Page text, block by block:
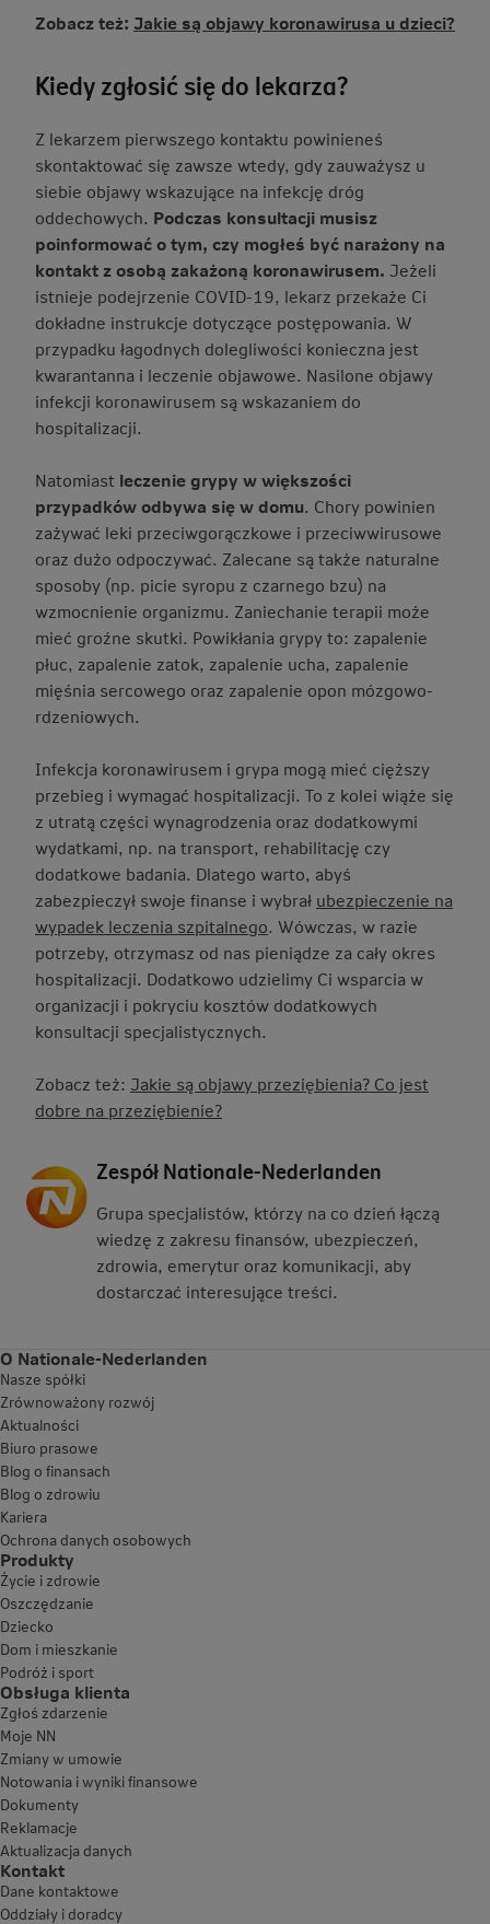
Zobacz też: Jakie są objawy koronawirusa u dzieci?
Kiedy zgłosić się do lekarza?
Z lekarzem pierwszego kontaktu powinieneś
skontaktować się zawsze wtedy, gdy zauważysz u
siebie objawy wskazujące na infekcję dróg
oddechowych. Podczas konsultacji musisz
poinformować o tym, czy mogłeś być narażony na
kontakt z osobą zakażoną koronawirusem. Jeżeli
istnieje podejrzenie COVID-19, lekarz przekaże Ci
dokładne instrukcje dotyczące postępowania. W
przypadku łagodnych dolegliwości konieczna jest
kwarantanna i leczenie objawowe. Nasilone objawy
infekcji koronawirusem są wskazaniem do
hospitalizacji.
Natomiast leczenie grypy w większości
przypadków odbywa się w domu. Chory powinien
zażywać leki przeciwgorączkowe i przeciwwirusowe
oraz dużo odpoczywać. Zalecane są także naturalne
sposoby (np. picie syropu z czarnego bzu) na
wzmocnienie organizmu. Zaniechanie terapii może
mieć groźne skutki. Powikłania grypy to: zapalenie
płuc, zapalenie zatok, zapalenie ucha, zapalenie
mięśnia sercowego oraz zapalenie opon mózgowo-
rdzeniowych.
Infekcja koronawirusem i grypa mogą mieć cięższy
przebieg i wymagać hospitalizacji. To z kolei wiąże się
z utratą części wynagrodzenia oraz dodatkowymi
wydatkami, np. na transport, rehabilitację czy
dodatkowe badania. Dlatego warto, abyś
zabezpieczył swoje finanse i wybrał ubezpieczenie na
wypadek leczenia szpitalnego. Wówczas, w razie
potrzeby, otrzymasz od nas pieniądze za cały okres
hospitalizacji. Dodatkowo udzielimy Ci wsparcia w
organizacji i pokryciu kosztów dodatkowych
konsultacji specjalistycznych.
Zobacz też: Jakie są objawy przeziębienia? Co jest
dobre na przeziębienie?
Zespół Nationale-Nederlanden
Grupa specjalistów, którzy na co dzień łączą
wiedzę z zakresu finansów, ubezpieczeń,
zdrowia, emerytur oraz komunikacji, aby
dostarczać interesujące treści.
O Nationale-Nederlanden
Nasze spółki
Zrównoważony rozwój
Aktualności
Biuro prasowe
Blog o finansach
Blog o zdrowiu
Kariera
Ochrona danych osobowych
Produkty
Życie i zdrowie
Oszczędzanie
Dziecko
Dom i mieszkanie
Podróż i sport
Obsługa klienta
Zgłoś zdarzenie
Moje NN
Zmiany w umowie
Notowania i wyniki finansowe
Dokumenty
Reklamacje
Aktualizacja danych
Kontakt
Dane kontaktowe
Oddziały i doradcy